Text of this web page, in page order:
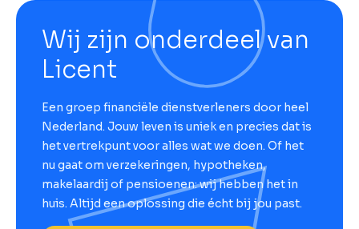
Wij zijn onderdeel van
Licent
Een groep financiële dienstverleners door heel
Nederland. Jouw leven is uniek en precies dat is
het vertrekpunt voor alles wat we doen. Of het
nu gaat om verzekeringen, hypotheken,
makelaardij of pensioenen: wij hebben het in
huis. Altijd een oplossing die écht bij jou past.